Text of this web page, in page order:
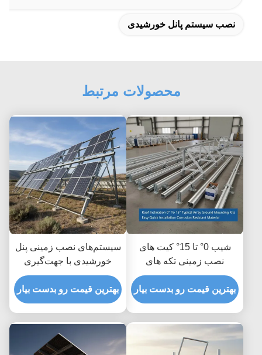
نصب سیستم پانل خورشیدی
محصولات مرتبط
شیب 0° تا 15° کیت های
نصب زمینی تکه های
معمولی خورشیدی نصب
سریع آسان مواد مقاوم به
خوردگی
بهترین قیمت رو بدست بیار
سیستم‌های نصب زمینی پنل
خورشیدی با جهت‌گیری
ماژول افقی یا عمودی، با
فاصله از زمین تا ۱.۲ متر و
ارتفاع از ۸ تا ۱۵ فوت
بهترین قیمت رو بدست بیار